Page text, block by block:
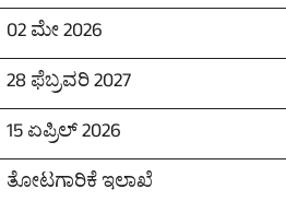
02 ಮೇ 2026
28 ಫೆಬ್ರವರಿ 2027
15 ಏಪ್ರಿಲ್ 2026
ತೋಟಗಾರಿಕೆ ಇಲಾಖೆ